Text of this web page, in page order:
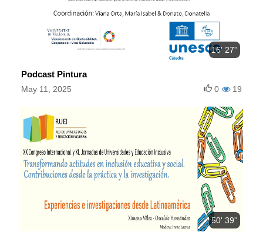
16' 27''
Podcast Pintura
May 11, 2025 19
0
50' 39''